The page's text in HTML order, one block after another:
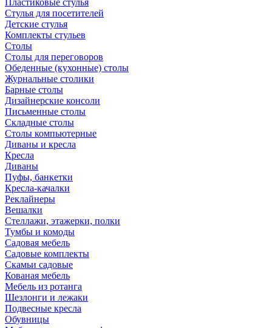
Пластиковые стулья
Стулья для посетителей
Детские стулья
Комплекты стульев
Столы
Столы для переговоров
Обеденные (кухонные) столы
Журнальные столики
Барные столы
Дизайнерские консоли
Письменные столы
Складные столы
Столы компьютерные
Диваны и кресла
Кресла
Диваны
Пуфы, банкетки
Кресла-качалки
Реклайнеры
Вешалки
Стеллажи, этажерки, полки
Тумбы и комоды
Садовая мебель
Садовые комплекты
Скамьи садовые
Кованая мебель
Мебель из ротанга
Шезлонги и лежаки
Подвесные кресла
Обувницы